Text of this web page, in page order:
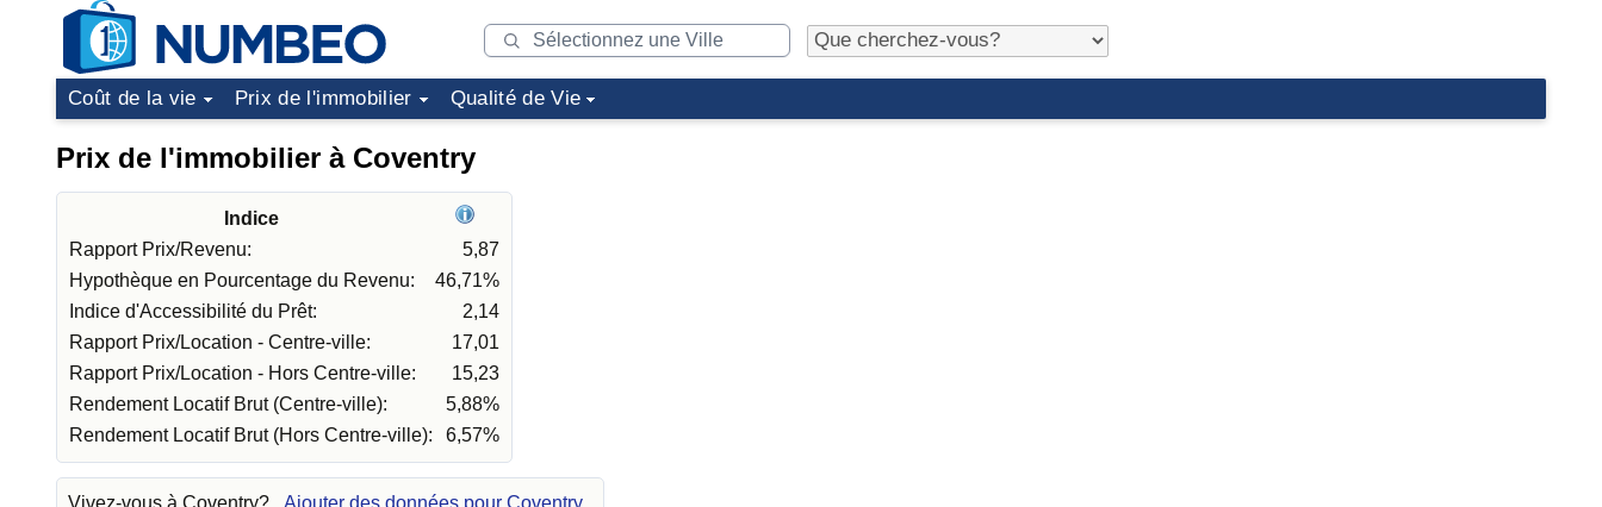
Coût de la vie Prix de l'immobilier Qualité de Vie
Prix de l'immobilier à Coventry
Indice
Rapport Prix/Revenu:
5,87
Hypothèque en Pourcentage du Revenu:
46,71%
Indice d'Accessibilité du Prêt:
2,14
Rapport Prix/Location - Centre-ville:
17,01
Rapport Prix/Location - Hors Centre-ville:
15,23
Rendement Locatif Brut (Centre-ville):
5,88%
Rendement Locatif Brut (Hors Centre-ville):
6,57%
Vivez-vous à Coventry? Ajouter des données pour Coventry